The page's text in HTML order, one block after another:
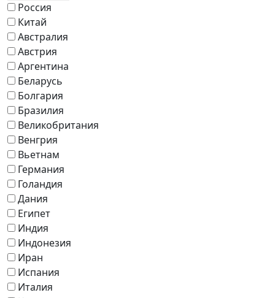
Россия
Китай
Австралия
Австрия
Аргентина
Беларусь
Болгария
Бразилия
Великобритания
Венгрия
Вьетнам
Германия
Голандия
Дания
Египет
Индия
Индонезия
Иран
Испания
Италия